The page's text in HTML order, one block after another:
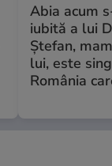
Abia acum
iubită a lui
Ștefan,
lui, este
România